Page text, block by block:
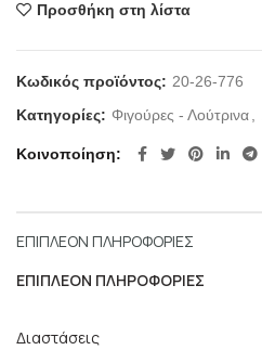
Προσθήκη στη λίστα
Κωδικός προϊόντος: 20-26-776
Κατηγορίες: Φιγούρες - Λούτρινα
Κοινοποίηση
ΕΠΙΠΛΈΟΝ ΠΛΗΡΟΦΟΡΊΕΣ
ΕΠΙΠΛΈΟΝ ΠΛΗΡΟΦΟΡΊΕΣ
Διαστάσεις